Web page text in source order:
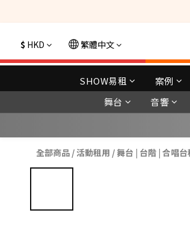
$ HKD 繁體中文
SHOW易租 案例
舞台 音響
全部商品 /活動租用 /舞台 | 台階 | 合唱台